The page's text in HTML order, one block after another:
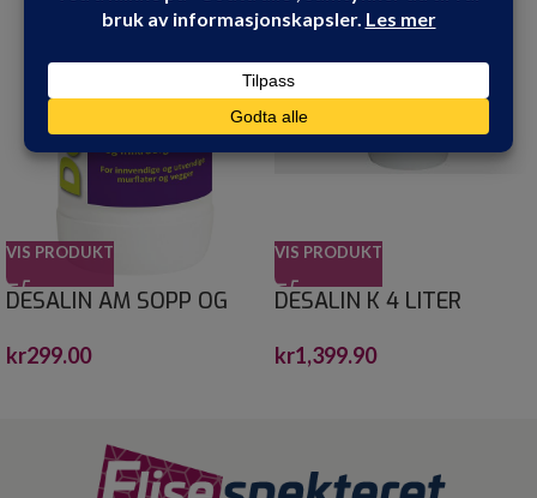
VIS PRODUKT
DESALIN AM SOPP OG
kr299.00
VIS PRODUKT
DESALIN K 4 LITER
kr1,399.90